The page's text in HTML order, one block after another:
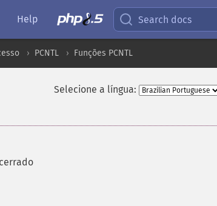
Help Search docs
PCNTL Funções PCNTL
Selecione a língua: